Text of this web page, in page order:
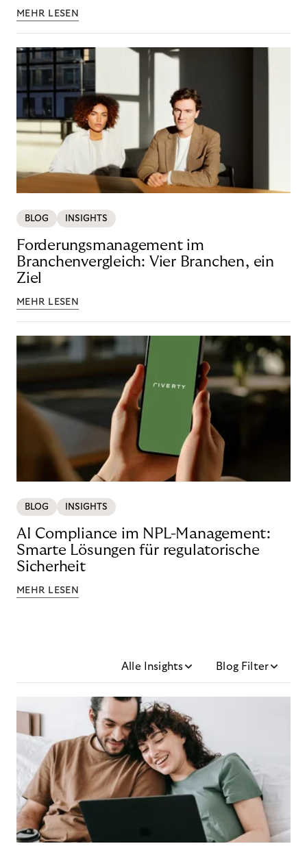
MEHR LESEN
BLOG INSIGHTS
Forderungsmanagement im
Branchenvergleich: Vier Branchen, ein
Ziel
MEHR LESEN
BLOG INSIGHTS
AI Compliance im NPL-Management:
Smarte Lösungen für regulatorische
Sicherheit
MEHR LESEN
Alle Insights Blog Filter